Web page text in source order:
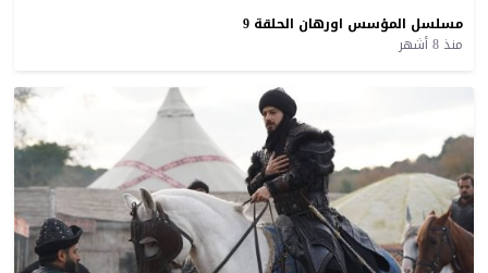
مسلسل المؤسس اورهان الحلقة 9
منذ 8 أشهر